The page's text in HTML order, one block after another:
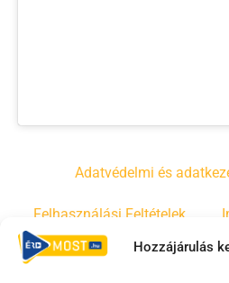
Hozzájárulás
Adatvédelmi és
Felhasználási Feltételek
Irányelvek